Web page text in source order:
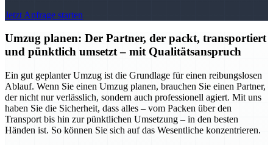
Jetzt Anfrage starten
Umzug planen: Der Partner, der packt, transportiert
und pünktlich umsetzt – mit Qualitätsanspruch
Ein gut geplanter Umzug ist die Grundlage für einen reibungslosen
Ablauf. Wenn Sie einen Umzug planen, brauchen Sie einen Partner,
der nicht nur verlässlich, sondern auch professionell agiert. Mit uns
haben Sie die Sicherheit, dass alles – vom Packen über den
Transport bis hin zur pünktlichen Umsetzung – in den besten
Händen ist. So können Sie sich auf das Wesentliche konzentrieren.